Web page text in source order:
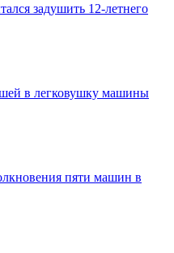
задушить 12-летнего
в легковушку машины
пяти машин в